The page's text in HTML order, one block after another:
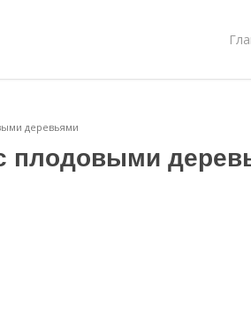
деревьями
плодовыми